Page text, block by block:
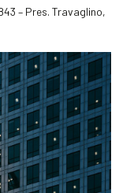
– Pres. Travaglino,